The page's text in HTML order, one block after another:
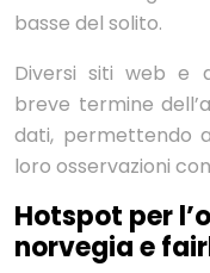
basse del solito.
Diversi siti web e
breve termine
dati, permettendo
loro osservazioni
Hotspot per
norvegia e